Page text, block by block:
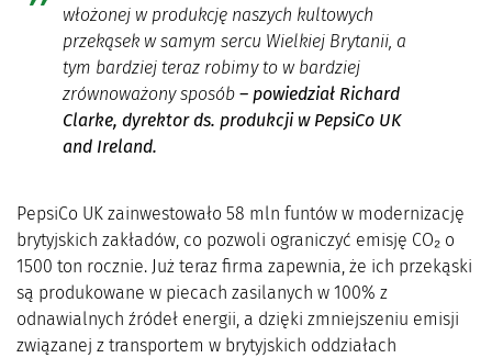
włożonej w produkcję naszych kultowych
przekąsek w samym sercu Wielkiej Brytanii, a
tym bardziej teraz robimy to w bardziej
zrównoważony sposób – powiedział Richard
Clarke, dyrektor ds. produkcji w PepsiCo UK
and Ireland.
PepsiCo UK zainwestowało 58 mln funtów w modernizację
brytyjskich zakładów, co pozwoli ograniczyć emisję CO₂ o
1500 ton rocznie. Już teraz firma zapewnia, że ich przekąski
są produkowane w piecach zasilanych w 100% z
odnawialnych źródeł energii, a dzięki zmniejszeniu emisji
związanej z transportem w brytyjskich oddziałach